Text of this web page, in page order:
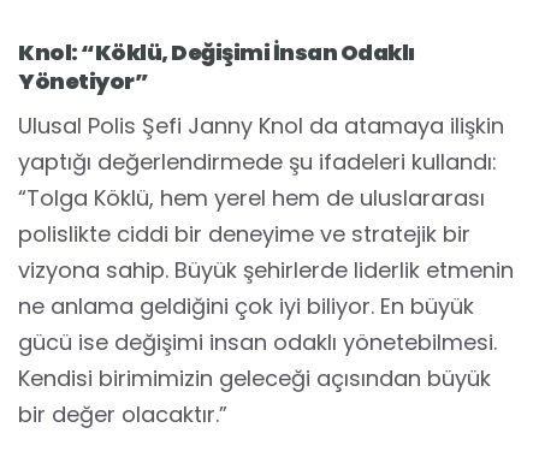
Knol: “Köklü, Değişimi İnsan Odaklı
Yönetiyor”
Ulusal Polis Şefi Janny Knol da atamaya ilişkin
yaptığı değerlendirmede şu ifadeleri kullandı:
“Tolga Köklü, hem yerel hem de uluslararası
polislikte ciddi bir deneyime ve stratejik bir
vizyona sahip. Büyük şehirlerde liderlik etmenin
ne anlama geldiğini çok iyi biliyor. En büyük
gücü ise değişimi insan odaklı yönetebilmesi.
Kendisi birimimizin geleceği açısından büyük
bir değer olacaktır.”